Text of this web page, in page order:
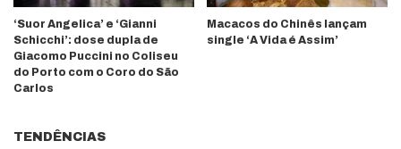
‘Suor Angelica’ e ‘Gianni
Schicchi’: dose dupla de
Giacomo Puccini no Coliseu
do Porto com o Coro do São
Carlos
Macacos do Chinês lançam
single ‘A Vida é Assim’
TENDÊNCIAS